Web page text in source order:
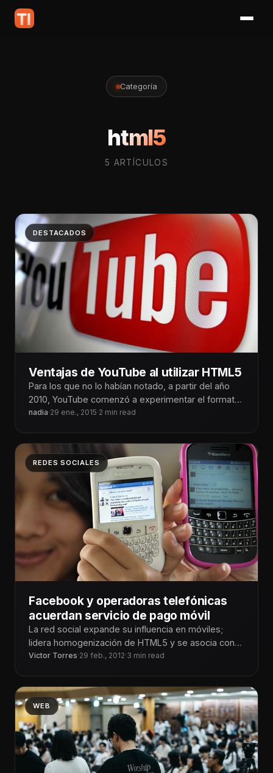
Categoría
html5
5 ARTÍCULOS
DESTACADOS
Ventajas de YouTube al utilizar HTML5
Para los que no lo habían notado, a partir del año
2010, YouTube comenzó a experimentar el formato
HTML5 como
nadia·29 ene., 2015·2 min read
REDES SOCIALES
Facebook y operadoras telefónicas
acuerdan servicio de pago móvil
La red social expande su influencia en móviles;
lidera homogenización de HTML5 y se asocia con
operadoras telefónicas para pago
Victor Torres·29 feb., 2012·3 min read
WEB